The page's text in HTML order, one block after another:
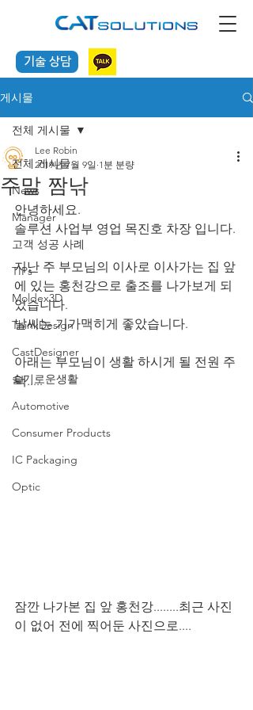
기술 상담
게시물
전체 게시물
News
Manager
고객 성공 사례
TIPs
Moldex3D
ThinkDesign
CastDesigner
슬기로운생활
Automotive
Consumer Products
IC Packaging
Optic
전체 게시물
주말 짬낚
Lee Robin
2019년 7월 9일 1분 분량
안녕하세요.
솔루션 사업부 영업 목진호 차장 입니다.
지난 주 부모님의 이사로 이사가는 집 앞
에 있는 홍천강으로 출조를 나가보게 되
었습니다.
날씨는 기가맥히게 좋았습니다.
아래는 부모님이 생활 하시게 될 전원 주
택.....
잠깐 나가본 집 앞 홍천강........최근 사진
이 없어 전에 찍어둔 사진으로....